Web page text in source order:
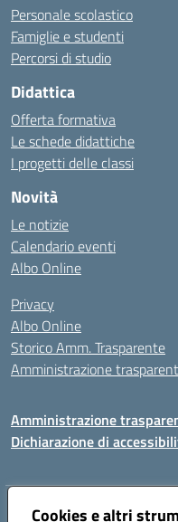
Cookies e altri
Personale scolastico
Famiglie e studenti
Percorsi di studio
Didattica
Offerta formativa
Le schede didattiche
I progetti delle classi
Novità
Le notizie
Calendario eventi
Albo Online
Privacy
Albo Online
Storico Amm. Trasparente
Amministrazione
Amministrazione
Dichiarazione di
Indirizzo:Via Mastelloni - Viale